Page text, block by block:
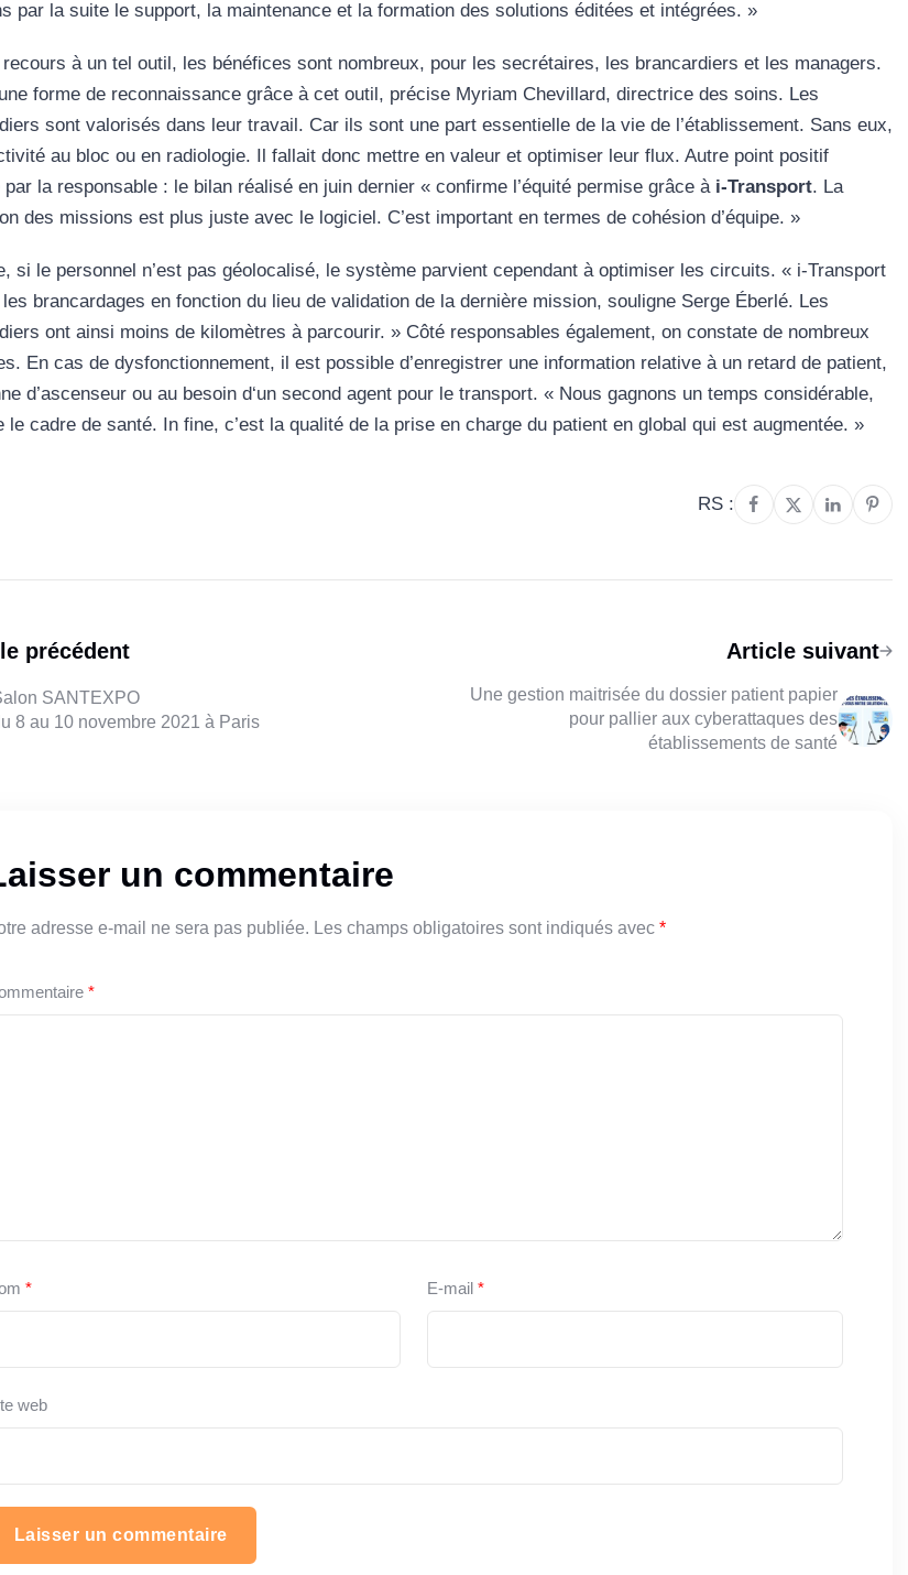
par la suite le support, la maintenance et la formation des solutions éditées et intégrées. »
à un tel outil, les bénéfices sont nombreux, pour les secrétaires, les brancardiers et les managers.
forme de reconnaissance grâce à cet outil, précise Myriam Chevillard, directrice des soins. Les
sont valorisés dans leur travail. Car ils sont une part essentielle de la vie de l’établissement. Sans eux,
au bloc ou en radiologie. Il fallait donc mettre en valeur et optimiser leur flux. Autre point positif
par la responsable : le bilan réalisé en juin dernier « confirme l’équité permise grâce à i-Transport. La
des missions est plus juste avec le logiciel. C’est important en termes de cohésion d’équipe. »
si le personnel n’est pas géolocalisé, le système parvient cependant à optimiser les circuits. « i-Transport
brancardages en fonction du lieu de validation de la dernière mission, souligne Serge Éberlé. Les
ont ainsi moins de kilomètres à parcourir. » Côté responsables également, on constate de nombreux
En cas de dysfonctionnement, il est possible d’enregistrer une information relative à un retard de patient,
d’ascenseur ou au besoin d‘un second agent pour le transport. « Nous gagnons un temps considérable,
le cadre de santé. In fine, c’est la qualité de la prise en charge du patient en global qui est augmentée. »
RS :
précédent
SANTEXPO
8 au 10 novembre 2021 à Paris
Article suivant
Une gestion maitrisée du dossier patient papier
pour pallier aux cyberattaques des
établissements de santé
un commentaire
adresse e-mail ne sera pas publiée. Les champs obligatoires sont indiqués avec *
*
* E-mail*
web